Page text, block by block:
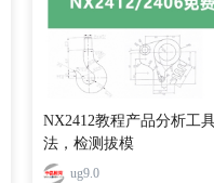
NX2412教程产品分析工
法，检测拔模
ug9.0